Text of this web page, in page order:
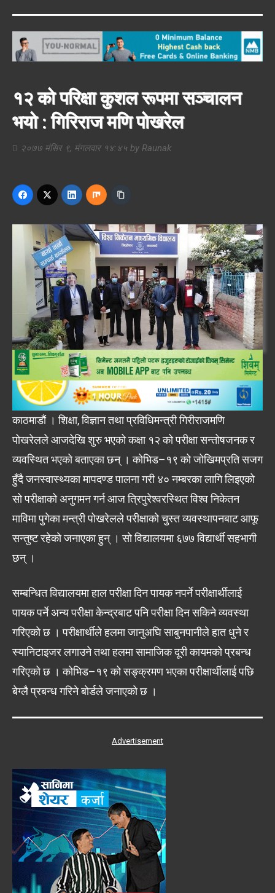
१२ को परिक्षा कुशल रूपमा सञ्चालन
भयो : गिरिराज मणि पोखरेल
२०७७ मंसिर ९, मंगलवार १४:४५ by Raunak
काठमाडौं । शिक्षा, विज्ञान तथा प्रविधिमन्त्री गिरीराजमणि
पोखरेलले आजदेखि शुरु भएको कक्षा १२ को परीक्षा सन्तोषजनक र
व्यवस्थित भएको बताएका छन् । कोभिड–१९ को जोखिमप्रति सजग
हुँदै जनस्वास्थ्यका मापदण्ड पालना गरी ४० नम्बरका लागि लिइएको
सो परीक्षाको अनुगमन गर्न आज त्रिपुरेश्वरस्थित विश्व निकेतन
माविमा पुगेका मन्त्री पोखरेलले परीक्षाको चुस्त व्यवस्थापनबाट आफू
सन्तुष्ट रहेको जनाएका हुन् । सो विद्यालयमा ६७७ विद्यार्थी सहभागी
छन् ।
सम्बन्धित विद्यालयमा हाल परीक्षा दिन पायक नपर्ने परीक्षार्थीलाई
पायक पर्ने अन्य परीक्षा केन्द्रबाट पनि परीक्षा दिन सकिने व्यवस्था
गरिएको छ । परीक्षार्थीले हलमा जानुअघि साबुनपानीले हात धुने र
स्यानिटाइजर लगाउने तथा हलमा सामाजिक दूरी कायमको प्रबन्ध
गरिएको छ । कोभिड–१९ को सङ्क्रमण भएका परीक्षार्थीलाई पछि
बेग्लै प्रबन्ध गरिने बोर्डले जनाएको छ ।
Advertisement